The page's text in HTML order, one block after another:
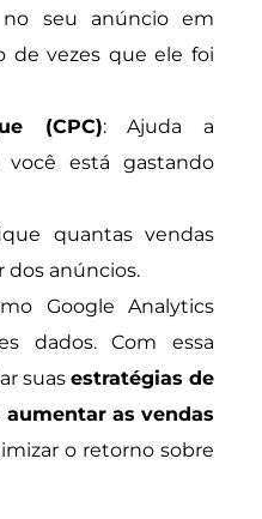
no seu anúncio em
de vezes que ele foi
(CPC): Ajuda a
está gastando
quantas vendas
dos anúncios.
Google Analytics
dados. Com essa
suas estratégias de
as vendas
o retorno sobre